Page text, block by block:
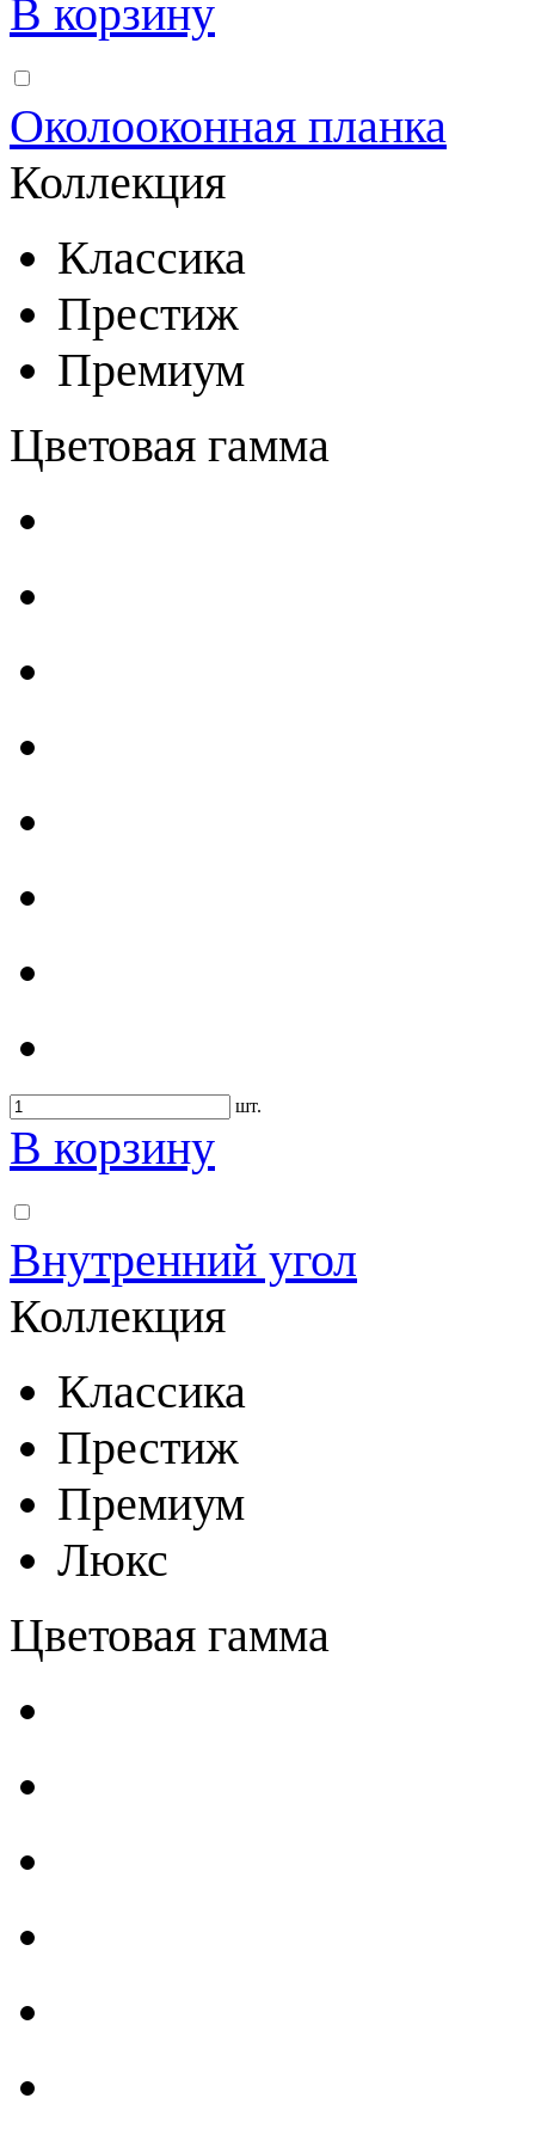
В корзину
Околооконная планка
Коллекция
Классика
Престиж
Премиум
Цветовая гамма
шт.
В корзину
Внутренний угол
Коллекция
Классика
Престиж
Премиум
Люкс
Цветовая гамма